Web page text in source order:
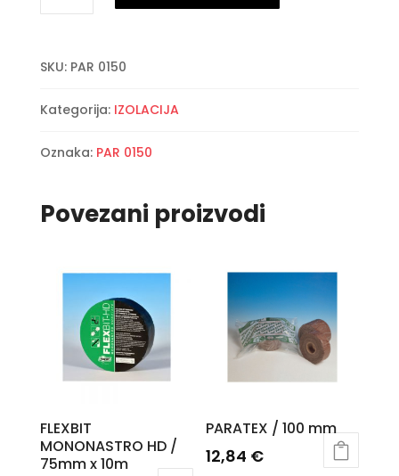
količina
SKU: PAR 0150
Kategorija: IZOLACIJA
Oznaka: PAR 0150
Povezani proizvodi
FLEXBIT
MONONASTRO HD /
75mm x 10m
PARATEX / 100 mm
12,84 €